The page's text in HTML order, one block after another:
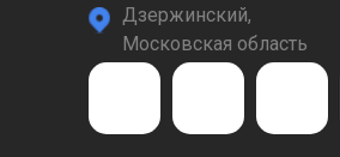
Дзержинский,
Московская область